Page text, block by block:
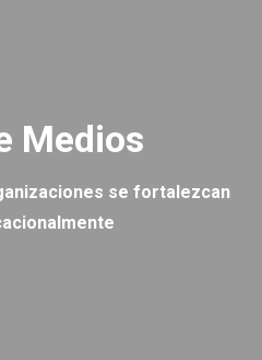
Medios
se fortalezcan